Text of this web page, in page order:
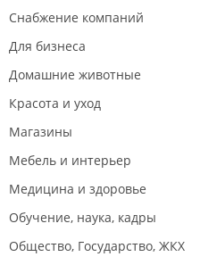
Снабжение компаний
Для бизнеса
Домашние животные
Красота и уход
Магазины
Мебель и интерьер
Медицина и здоровье
Обучение, наука, кадры
Общество, Государство, ЖКХ